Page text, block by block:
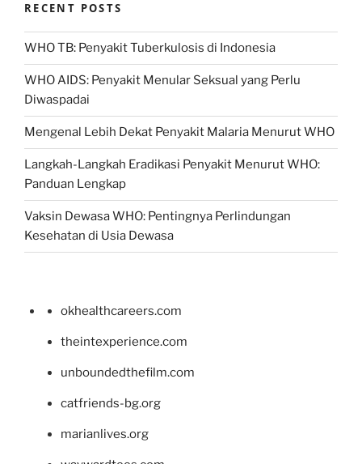
RECENT POSTS
WHO TB: Penyakit Tuberkulosis di Indonesia
WHO AIDS: Penyakit Menular Seksual yang Perlu
Diwaspadai
Mengenal Lebih Dekat Penyakit Malaria Menurut WHO
Langkah-Langkah Eradikasi Penyakit Menurut WHO:
Panduan Lengkap
Vaksin Dewasa WHO: Pentingnya Perlindungan
Kesehatan di Usia Dewasa
okhealthcareers.com
theintexperience.com
unboundedthefilm.com
catfriends-bg.org
marianlives.org